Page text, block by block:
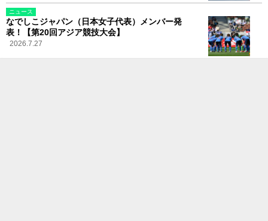
ニュース
なでしこジャパン（日本女子代表）メンバー発
表！【第20回アジア競技大会】
2026.7.27